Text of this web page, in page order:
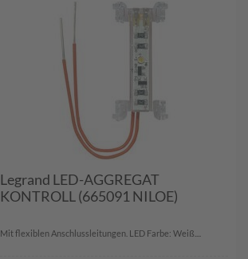
Legrand LED-AGGREGAT
KONTROLL (665091 NILOE)
Mit flexiblen Anschlussleitungen. LED Farbe: Weiß....